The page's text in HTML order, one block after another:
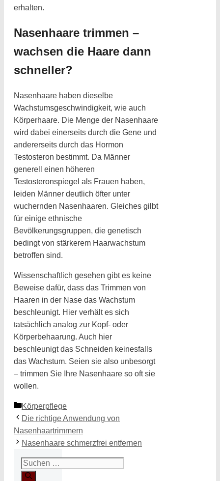
erhalten.
Nasenhaare trimmen –
wachsen die Haare dann
schneller?
Nasenhaare haben dieselbe
Wachstumsgeschwindigkeit, wie auch
Körperhaare. Die Menge der Nasenhaare
wird dabei einerseits durch die Gene und
andererseits durch das Hormon
Testosteron bestimmt. Da Männer
generell einen höheren
Testosteronspiegel als Frauen haben,
leiden Männer deutlich öfter unter
wuchernden Nasenhaaren. Gleiches gilbt
für einige ethnische
Bevölkerungsgruppen, die genetisch
bedingt von stärkerem Haarwachstum
betroffen sind.
Wissenschaftlich gesehen gibt es keine
Beweise dafür, dass das Trimmen von
Haaren in der Nase das Wachstum
beschleunigt. Hier verhält es sich
tatsächlich analog zur Kopf- oder
Körperbehaarung. Auch hier
beschleunigt das Schneiden keinesfalls
das Wachstum. Seien sie also unbesorgt
– trimmen Sie Ihre Nasenhaare so oft sie
wollen.
Kategorien
Körperpflege
Die richtige Anwendung von
Nasenhaartrimmern
Nasenhaare schmerzfrei entfernen
Suchen
nach: